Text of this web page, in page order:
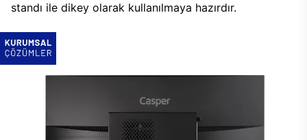
standı ile dikey olarak kullanılmaya hazırdır.